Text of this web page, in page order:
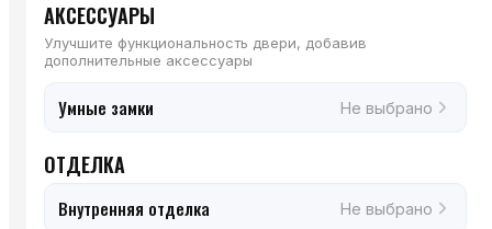
АКСЕССУАРЫ
Улучшите функциональность двери, добавив
дополнительные аксессуары
Умные замки Не выбрано
ОТДЕЛКА
Внутренняя отделка Не выбрано